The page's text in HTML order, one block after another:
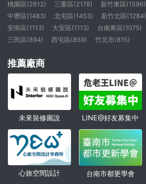
桃園區(2612) 三重區(2178) 新竹東區(1596)
中壢區(1483)
北屯區(1453) 新竹北區(1284)
安南區(1113)
大安區(1113) 台南東區(1075)
三民區(894)
西屯區(859) 竹北市(815)
推薦廠商
未來裝修圖說 LINE@好友募集中
心旅空間設計 台南市都更學會